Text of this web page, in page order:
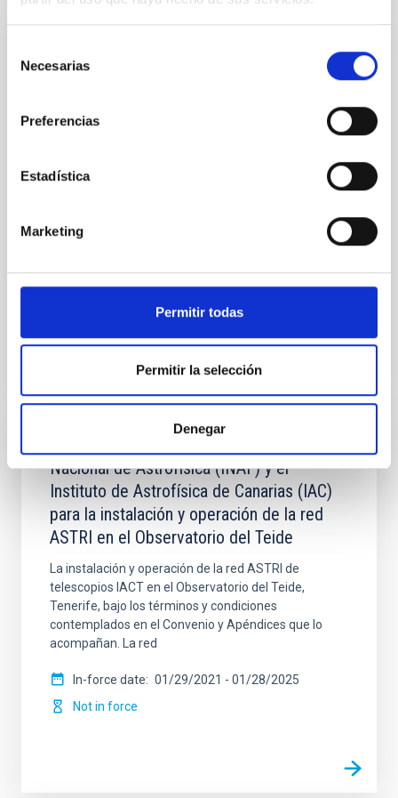
Necesarias
Preferencias
Estadística
Marketing
Permitir todas
Permitir la selección
Denegar
Convenio entre University of Turku, Finland,
Nórdico en el Observatorio del Roque de
El objeto del Convenio es la operación del NOT en el
establecen en el Artículo 3 del Protocolo del Tratado
Internacional y las que se contemplan en
In-force date 06/18/2020-05/16/2032
Nacional de Astrofísica (INAF) y el
Instituto de Astrofísica de Canarias (IAC)
para la instalación y operación de la red
ASTRI en el Observatorio del Teide
La instalación y operación de la red ASTRI de
telescopios IACT en el Observatorio del Teide,
Tenerife, bajo los términos y condiciones
contemplados en el Convenio y Apéndices que lo
acompañan. La red
In-force date 01/29/2021 - 01/28/2025
Not in force